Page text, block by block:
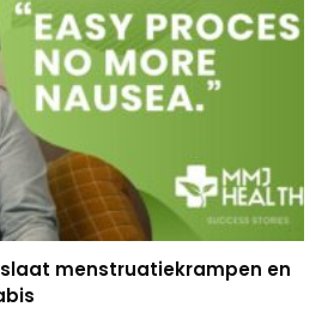
menstruatiekrampen en